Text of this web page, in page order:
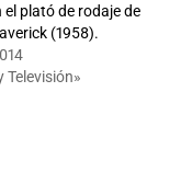
el plató de rodaje de
(1958).
Televisión»